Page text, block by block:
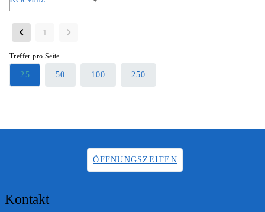
1
Treffer pro Seite
25 50 100 250
ÖFFNUNGSZEITEN
Kontakt